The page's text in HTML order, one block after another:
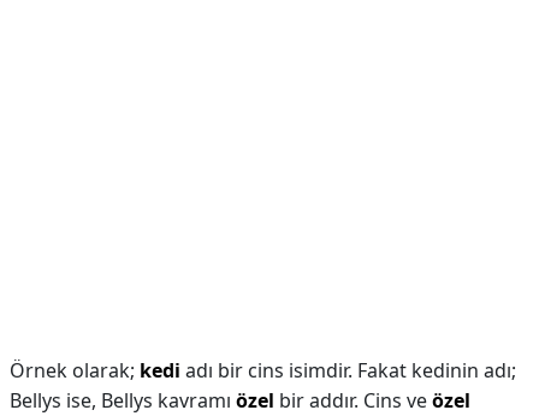
Örnek olarak; kedi adı bir cins isimdir. Fakat kedinin adı;
Bellys ise, Bellys kavramı özel bir addır. Cins veözel